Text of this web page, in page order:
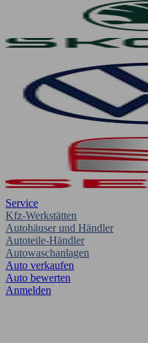
Service
Kfz-Werkstätten
Autohäuser und Händler
Autoteile-Händler
Autowaschanlagen
Auto verkaufen
Auto bewerten
Anmelden